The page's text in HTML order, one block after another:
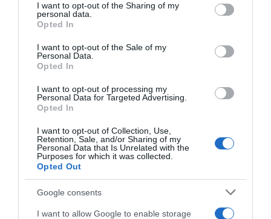
not limited to your visit or usage behaviour. You may click to
grant or deny consent to Google and its third-party tags to
use your data for below specified purposes in below Google
consent section.
I want to opt-out of the Sharing of my
personal data.
Opted In
I want to opt-out of the Sale of my
Personal Data.
Opted In
I want to opt-out of processing my
Personal Data for Targeted Advertising.
Opted In
I want to opt-out of Collection, Use,
Retention, Sale, and/or Sharing of my
Personal Data that Is Unrelated with the
Purposes for which it was collected.
Opted Out
Google consents
I want to allow Google to enable storage
campi obbligatori sono contrassegnati
Commento
Nome*